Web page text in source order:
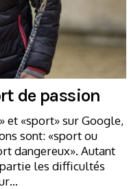
de passion
et «sport» sur Google,
sont: «sport ou
dangereux». Autant
les difficultés